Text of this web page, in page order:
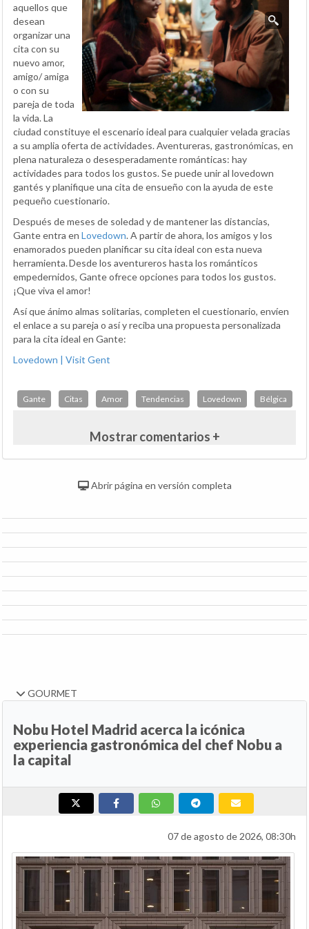
aquellos que
desean
organizar una
cita con su
nuevo amor,
amigo/ amiga
o con su
pareja de toda
la vida. La
ciudad constituye el escenario ideal para cualquier velada gracias
a su amplia oferta de actividades. Aventureras, gastronómicas, en
plena naturaleza o desesperadamente románticas: hay
actividades para todos los gustos. Se puede unir al lovedown
gantés y planifique una cita de ensueño con la ayuda de este
pequeño cuestionario.
Después de meses de soledad y de mantener las distancias,
Gante entra en Lovedown. A partir de ahora, los amigos y los
enamorados pueden planificar su cita ideal con esta nueva
herramienta. Desde los aventureros hasta los románticos
empedernidos, Gante ofrece opciones para todos los gustos.
¡Que viva el amor!
Así que ánimo almas solitarias, completen el cuestionario, envíen
el enlace a su pareja o así y reciba una propuesta personalizada
para la cita ideal en Gante:
Lovedown | Visit Gent
Gante Citas Amor Tendencias Lovedown Bélgica
Mostrar comentarios +
Abrir página en versión completa
GOURMET
Nobu Hotel Madrid acerca la icónica
experiencia gastronómica del chef Nobu a
la capital
07 de agosto de 2026, 08:30h